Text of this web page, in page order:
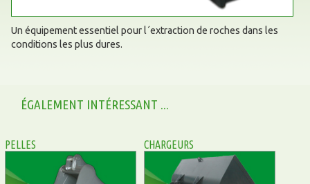
Un équipement essentiel pour l´extraction de roches dans les
conditions les plus dures.
ÉGALEMENT INTÉRESSANT ...
PELLES CHARGEURS